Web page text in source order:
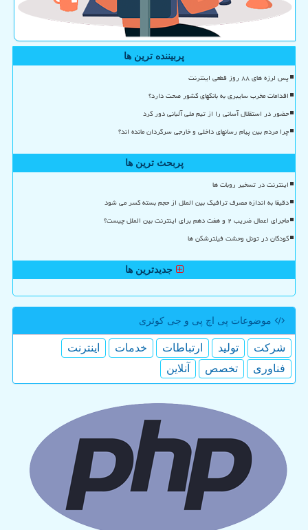
پربیننده ترین ها
پس لرزه های ۸۸ روز قطعی اینترنت
اقدامات مخرب سایبری به بانکهای کشور صحت دارد؟
حضور در استقلال آسانی را از تیم ملی آلبانی دور کرد
چرا مردم بین پیام رسانهای داخلی و خارجی سرگردان مانده اند؟
پربحث ترین ها
اینترنت در تسخیر روبات ها
دقیقا به اندازه مصرف ترافیک بین الملل از حجم بسته کسر می شود
ماجرای اعمال ضریب ۲ و هفت دهم برای اینترنت بین الملل چیست؟
کودکان در تونل وحشت فیلترشکن ها
جدیدترین ها
موضوعات پی اچ پی و جی كوئری
شركت تولید ارتباطات خدمات
اینترنت
فناوری
تخصص آنلاین